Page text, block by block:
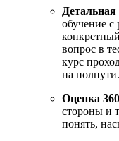
обучение с
вопрос в
курс
на полпути.
Оценка
стороны и
понять,